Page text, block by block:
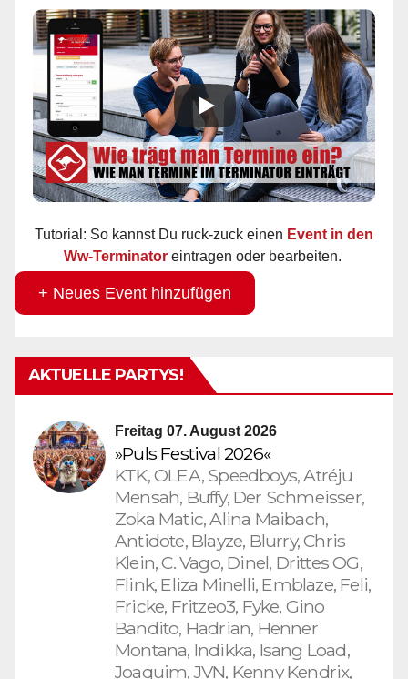
Tutorial: So kannst Du ruck-zuck einen Event in den
Ww-Terminator eintragen oder bearbeiten.
+ Neues Event hinzufügen
AKTUELLE PARTYS!
Freitag 07. August 2026
»Puls Festival 2026«
KTK, OLEA, Speedboys, Atréju
Mensah, Buffy, Der Schmeisser,
Zoka Matic, Alina Maibach,
Antidote, Blayze, Blurry, Chris
Klein, C. Vago, Dinel, Drittes OG,
Flink, Eliza Minelli, Emblaze, Feli,
Fricke, Fritzeo3, Fyke, Gino
Bandito, Hadrian, Henner
Montana, Indikka, Isang Load,
Joaquim, JVN, Kenny Kendrix,